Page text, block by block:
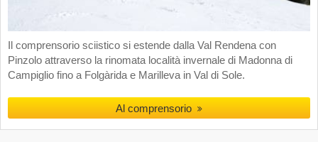
Il comprensorio sciistico si estende dalla Val Rendena con
Pinzolo attraverso la rinomata località invernale di Madonna di
Campiglio fino a Folgàrida e Marilleva in Val di Sole.
Al comprensorio